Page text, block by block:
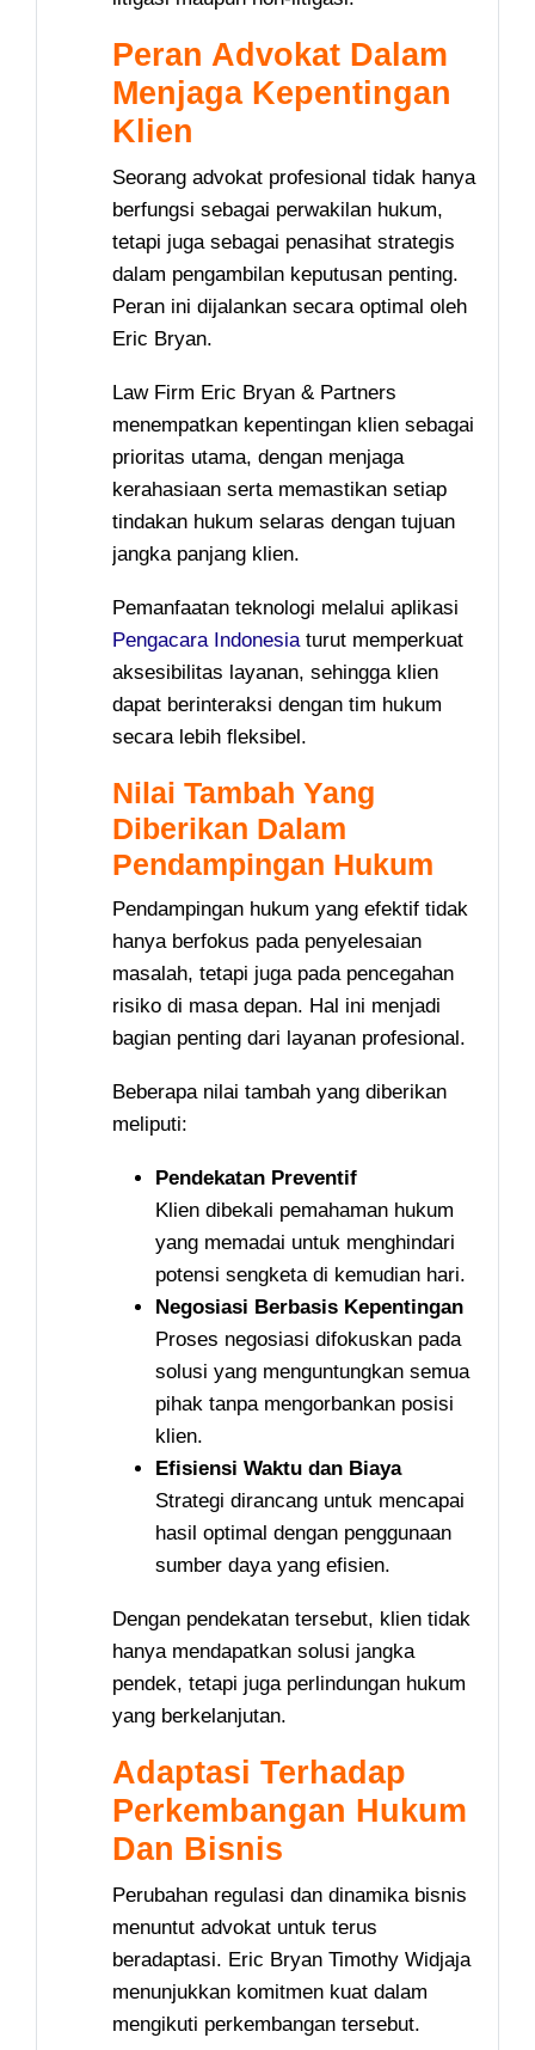
Peran Advokat Dalam
Menjaga Kepentingan
Klien
Seorang advokat profesional tidak hanya
berfungsi sebagai perwakilan hukum,
tetapi juga sebagai penasihat strategis
dalam pengambilan keputusan penting.
Peran ini dijalankan secara optimal oleh
Eric Bryan.
Law Firm Eric Bryan & Partners
menempatkan kepentingan klien sebagai
prioritas utama, dengan menjaga
kerahasiaan serta memastikan setiap
tindakan hukum selaras dengan tujuan
jangka panjang klien.
Pemanfaatan teknologi melalui aplikasi
Pengacara Indonesiaturut memperkuat
aksesibilitas layanan, sehingga klien
dapat berinteraksi dengan tim hukum
secara lebih fleksibel.
Nilai Tambah Yang
Diberikan Dalam
Pendampingan Hukum
Pendampingan hukum yang efektif tidak
hanya berfokus pada penyelesaian
masalah, tetapi juga pada pencegahan
risiko di masa depan. Hal ini menjadi
bagian penting dari layanan profesional.
Beberapa nilai tambah yang diberikan
meliputi:
Pendekatan Preventif
Klien dibekali pemahaman hukum
yang memadai untuk menghindari
potensi sengketa di kemudian hari.
Negosiasi Berbasis Kepentingan
Proses negosiasi difokuskan pada
solusi yang menguntungkan semua
pihak tanpa mengorbankan posisi
klien.
Efisiensi Waktu dan Biaya
Strategi dirancang untuk mencapai
hasil optimal dengan penggunaan
sumber daya yang efisien.
Dengan pendekatan tersebut, klien tidak
hanya mendapatkan solusi jangka
pendek, tetapi juga perlindungan hukum
yang berkelanjutan.
Adaptasi Terhadap
Perkembangan Hukum
Dan Bisnis
Perubahan regulasi dan dinamika bisnis
menuntut advokat untuk terus
beradaptasi. Eric Bryan Timothy Widjaja
menunjukkan komitmen kuat dalam
mengikuti perkembangan tersebut.